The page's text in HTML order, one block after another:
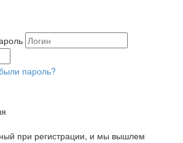
пароль?
при регистрации, и мы вышлем